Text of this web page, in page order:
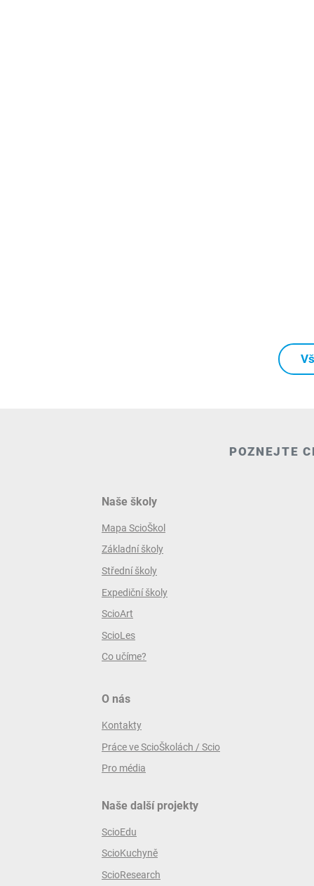
POZNEJTE
Naše školy
Mapa ScioŠkol
Základní školy
Střední školy
Expediční školy
ScioArt
ScioLes
Co učíme?
O nás
Kontakty
Práce ve ScioŠkolách / Scio
Pro média
Naše další projekty
ScioEdu
ScioKuchyně
ScioResearch